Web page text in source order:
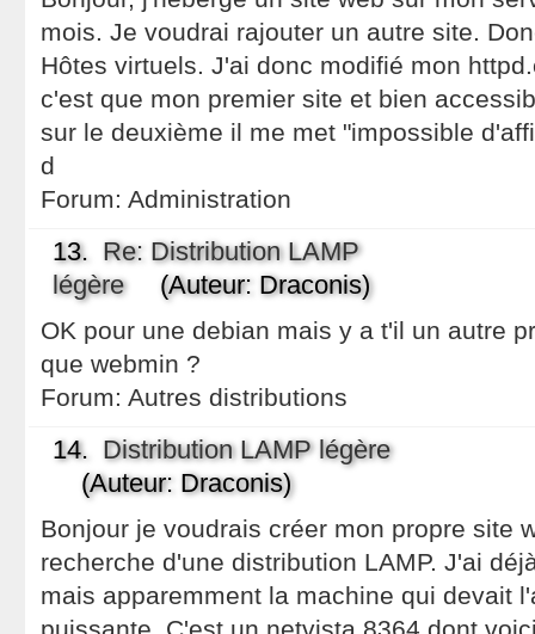
mois. Je voudrai rajouter un autre site.
Hôtes virtuels. J'ai donc modifié mon
c'est que mon premier site et bien
sur le deuxième il me met "impossible
d
Forum: Administration
13. Re: Distribution LAMP
légère(Auteur: Draconis)
OK pour une debian mais y a t'il un autre
que webmin ?
Forum: Autres distributions
14. Distribution LAMP légère
(Auteur: Draconis)
Bonjour je voudrais créer mon propre site
recherche d'une distribution LAMP. J'ai
mais apparemment la machine qui devait